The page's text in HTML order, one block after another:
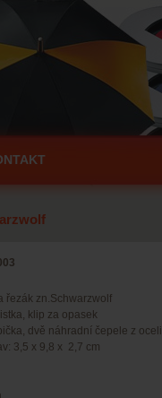
řezák zn.Schwarzwolf
klip za opasek
dvě náhradní čepele z oceli
3,5 x 9,8 x 2,7 cm